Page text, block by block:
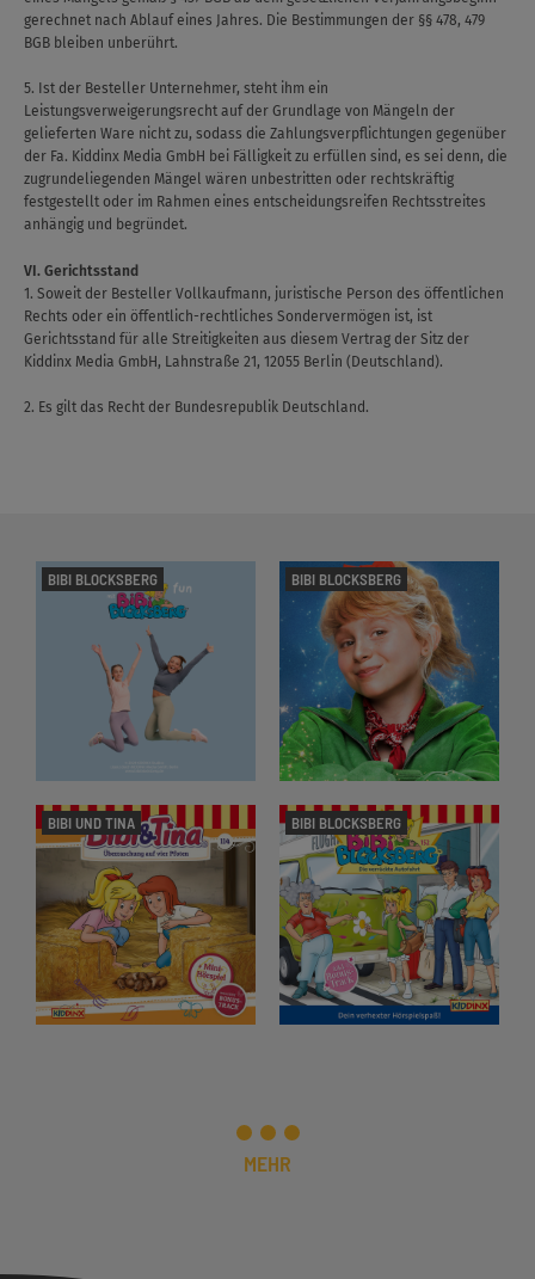
gerechnet nach Ablauf eines Jahres. Die Bestimmungen der §§ 478, 479
BGB bleiben unberührt.
5. Ist der Besteller Unternehmer, steht ihm ein
Leistungsverweigerungsrecht auf der Grundlage von Mängeln der
gelieferten Ware nicht zu, sodass die Zahlungsverpflichtungen gegenüber
der Fa. Kiddinx Media GmbH bei Fälligkeit zu erfüllen sind, es sei denn, die
zugrundeliegenden Mängel wären unbestritten oder rechtskräftig
festgestellt oder im Rahmen eines entscheidungsreifen Rechtsstreites
anhängig und begründet.
VI. Gerichtsstand
1. Soweit der Besteller Vollkaufmann, juristische Person des öffentlichen
Rechts oder ein öffentlich-rechtliches Sondervermögen ist, ist
Gerichtsstand für alle Streitigkeiten aus diesem Vertrag der Sitz der
Kiddinx Media GmbH, Lahnstraße 21, 12055 Berlin (Deutschland).
2. Es gilt das Recht der Bundesrepublik Deutschland.
BIBI BLOCKSBERG BIBI BLOCKSBERG
BIBI UND TINA BIBI BLOCKSBERG
MEHR